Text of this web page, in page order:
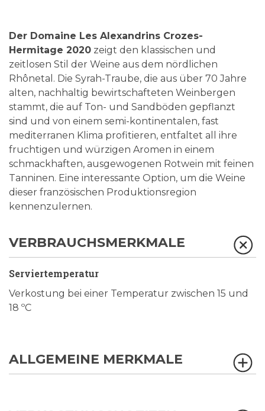
Der Domaine Les Alexandrins Crozes-
Hermitage 2020 zeigt den klassischen und
zeitlosen Stil der Weine aus dem nördlichen
Rhônetal. Die Syrah-Traube, die aus über 70 Jahre
alten, nachhaltig bewirtschafteten Weinbergen
stammt, die auf Ton- und Sandböden gepflanzt
sind und von einem semi-kontinentalen, fast
mediterranen Klima profitieren, entfaltet all ihre
fruchtigen und würzigen Aromen in einem
schmackhaften, ausgewogenen Rotwein mit feinen
Tanninen. Eine interessante Option, um die Weine
dieser französischen Produktionsregion
kennenzulernen.
VERBRAUCHSMERKMALE
Serviertemperatur
Verkostung bei einer Temperatur zwischen 15 und
18 ºC
ALLGEMEINE MERKMALE